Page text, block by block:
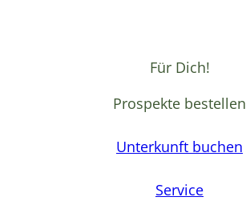
Für Dich!
Prospekte bestellen
Unterkunft buchen
Service